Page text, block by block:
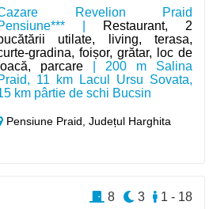
Revelion Praid
|
Restaurant, 2
utilate, living, terasa,
gradina, foișor, grătar, loc de
parcare | 200 m Salina
11 km Lacul Ursu Sovata,
km pârtie de schi Bucsin
Pensiune Praid,Județul Harghita
1 - 18
3
8